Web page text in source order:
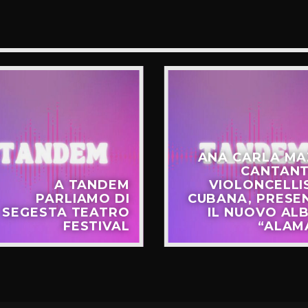
A TANDEM
PARLIAMO DI
SEGESTA TEATRO
FESTIVAL
ANA CARLA
CUBANA,
IL NUOVO